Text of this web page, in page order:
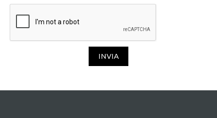
INVIA